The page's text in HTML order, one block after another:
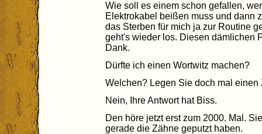
Wie soll es einem schon gefallen,
Elektrokabel beißen muss und dann
das Sterben für mich ja zur Routine
geht's wieder los. Diesen dämlichen
Dank.
Dürfte ich einen Wortwitz machen?
Welchen? Legen Sie doch mal
Nein, Ihre Antwort hat Biss.
Den höre jetzt erst zum 2000. Mal.
gerade die Zähne geputzt haben.